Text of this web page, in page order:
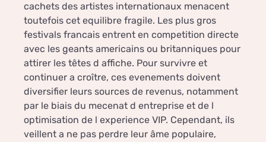
cachets des artistes internationaux menacent
toutefois cet equilibre fragile. Les plus gros
festivals francais entrent en competition directe
avec les geants americains ou britanniques pour
attirer les têtes d affiche. Pour survivre et
continuer a croître, ces evenements doivent
diversifier leurs sources de revenus, notamment
par le biais du mecenat d entreprise et de l
optimisation de l experience VIP. Cependant, ils
veillent a ne pas perdre leur âme populaire,